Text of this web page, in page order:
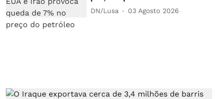
DN/Lusa 03 Agosto 2026